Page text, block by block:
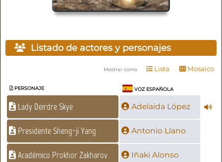
Listado de actores y personajes
Mostrar como Lista Mosaico
PERSONAJE VOZ ESPAÑOLA
Lady Deirdre Skye Adelaida López
Presidente Sheng-ji Yang Antonio Llano
Académico Prokhor Zakharov Iñaki Alonso